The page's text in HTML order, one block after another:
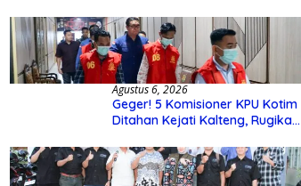
Hibah Rp40 Miliar
Agustus 6, 2026
Geger! 5 Komisioner KPU Kotim
Ditahan Kejati Kalteng, Rugikan
Hibah Rp40 Miliar